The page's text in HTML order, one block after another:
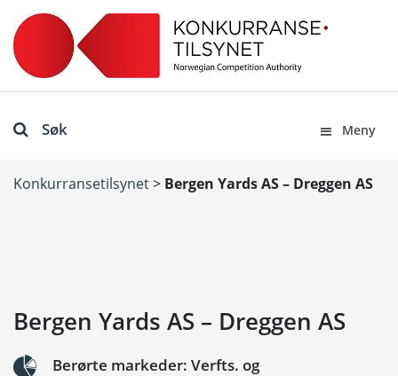
Søk Meny
Konkurransetilsynet> Bergen Yards AS – Dreggen AS
Bergen Yards AS – Dreggen AS
Berørte markeder: Verfts. og